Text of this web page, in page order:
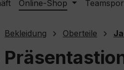
Online-Shop
Bekleidung Oberteile